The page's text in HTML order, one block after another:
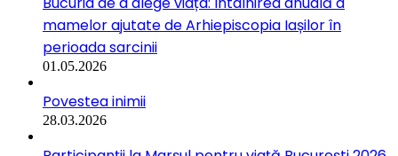
mamelor ajutate de Arhiepiscopia Iașilor în
perioada sarcinii
01.05.2026
Povestea inimii
28.03.2026